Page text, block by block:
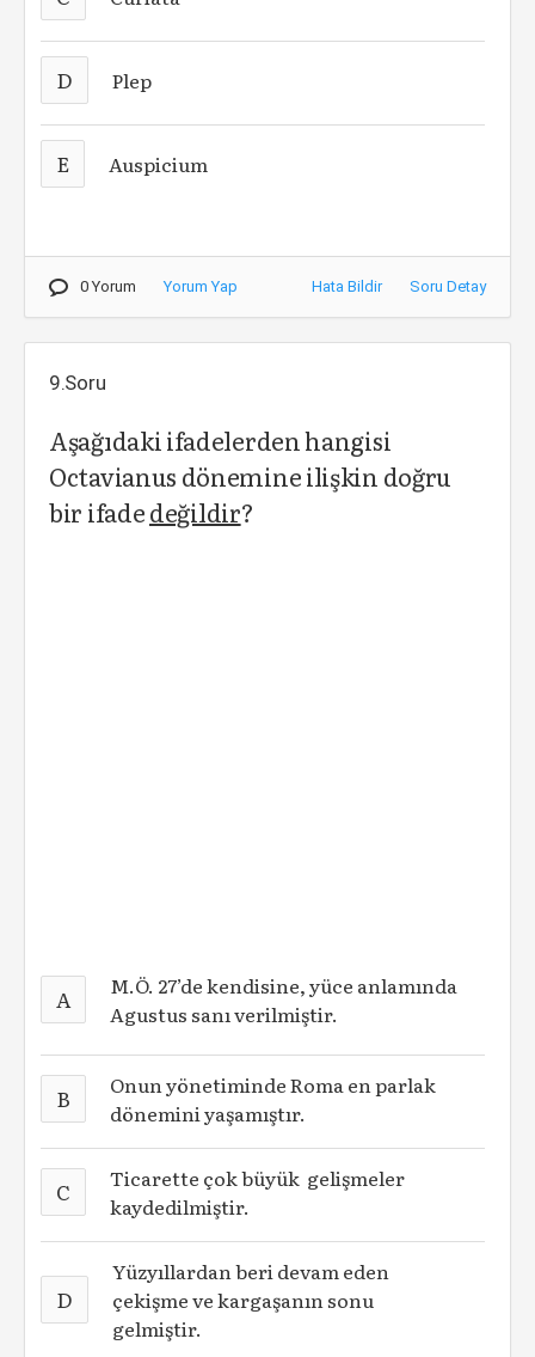
D Plep
E Auspicium
0 Yorum Yorum Yap Hata Bildir Soru Detay
9.Soru
Aşağıdaki ifadelerden hangisi
Octavianus dönemine ilişkin doğru
bir ifadedeğildir?
A
M.Ö. 27’de kendisine, yüce anlamında
Agustus sanı verilmiştir.
B
Onun yönetiminde Roma en parlak
dönemini yaşamıştır.
C
Ticarette çok büyük gelişmeler
kaydedilmiştir.
D
Yüzyıllardan beri devam eden
çekişme ve kargaşanın sonu
gelmiştir.